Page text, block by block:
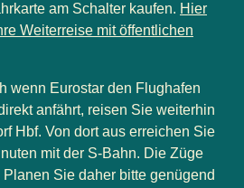
am Schalter kaufen. Hier
Weiterreise mit öffentlichen
wenn Eurostar den Flughafen
anfährt, reisen Sie weiterhin
Hbf. Von dort aus erreichen Sie
mit der S-Bahn. Die Züge
Sie daher bitte genügend